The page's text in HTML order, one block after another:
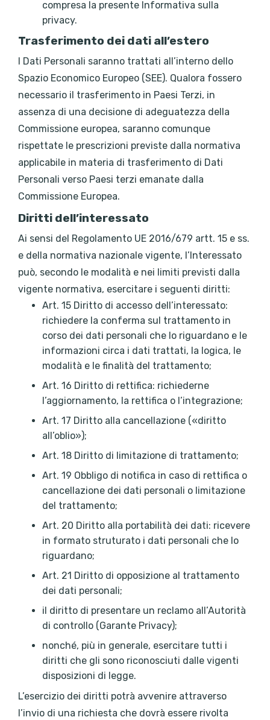
compresa la presente Informativa sulla
privacy.
Trasferimento dei dati all’estero
I Dati Personali saranno trattati all’interno dello
Spazio Economico Europeo (SEE). Qualora fossero
necessario il trasferimento in Paesi Terzi, in
assenza di una decisione di adeguatezza della
Commissione europea, saranno comunque
rispettate le prescrizioni previste dalla normativa
applicabile in materia di trasferimento di Dati
Personali verso Paesi terzi emanate dalla
Commissione Europea.
Diritti dell’interessato
Ai sensi del Regolamento UE 2016/679 artt. 15 e ss.
e della normativa nazionale vigente, l’Interessato
può, secondo le modalità e nei limiti previsti dalla
vigente normativa, esercitare i seguenti diritti:
Art. 15 Diritto di accesso dell’interessato:
richiedere la conferma sul trattamento in
corso dei dati personali che lo riguardano e le
informazioni circa i dati trattati, la logica, le
modalità e le finalità del trattamento;
Art. 16 Diritto di rettifica: richiederne
l’aggiornamento, la rettifica o l’integrazione;
Art. 17 Diritto alla cancellazione («diritto
all’oblio»);
Art. 18 Diritto di limitazione di trattamento;
Art. 19 Obbligo di notifica in caso di rettifica o
cancellazione dei dati personali o limitazione
del trattamento;
Art. 20 Diritto alla portabilità dei dati: ricevere
in formato struturato i dati personali che lo
riguardano;
Art. 21 Diritto di opposizione al trattamento
dei dati personali;
il diritto di presentare un reclamo all’Autorità
di controllo (Garante Privacy);
nonché, più in generale, esercitare tutti i
diritti che gli sono riconosciuti dalle vigenti
disposizioni di legge.
L’esercizio dei diritti potrà avvenire attraverso
l’invio di una richiesta che dovrà essere rivolta